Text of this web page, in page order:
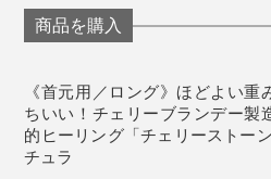
温浴”でほわ〜っと軽やかに。
仕事の合間やリラックスタイ
よさです。
本品は、首や肩を包み込むよ
《使用上のご注意》
します。
※洗剤を使用する場合はよくすすぎ、
い。
※乾燥は機械を使用せず、自然乾燥をお
※チェリー種の独特な香りが気になる場
※アロマスプレーをご使用になる場合は、
い、熱くなりすぎてしまう恐れがあるの
商品を購入
《首元用／ロング》ほどよい
ちいい！チェリーブランデー製
的ヒーリング「チェリーストー
チュラ